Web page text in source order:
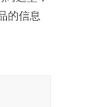
的信息